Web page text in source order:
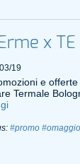
x
19
e
Termale
#promo #omaggio